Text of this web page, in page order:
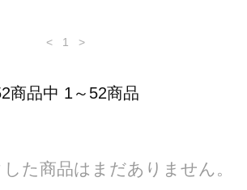
< 1 >
商品中 1～52商品
た商品はまだありません。